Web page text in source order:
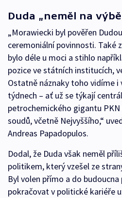
Duda „neměl na
„Morawiecki byl pověřen
ceremoniální povinnosti. Také
bylo déle u moci a stihlo
pozice ve státních institucích,
Ostatně náznaky toho vidíme i
týdnech – ať už se týkají
petrochemického gigantu
soudů, včetně Nejvyššího,“
Andreas Papadopulos.
Dodal, že Duda však neměl
politikem, který vzešel ze
Byl volen přímo a do
pokračovat v politické kariéře